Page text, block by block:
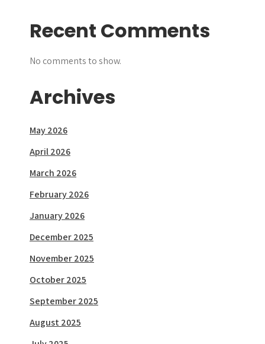
Recent Comments
No comments to show.
Archives
May 2026
April 2026
March 2026
February 2026
January 2026
December 2025
November 2025
October 2025
September 2025
August 2025